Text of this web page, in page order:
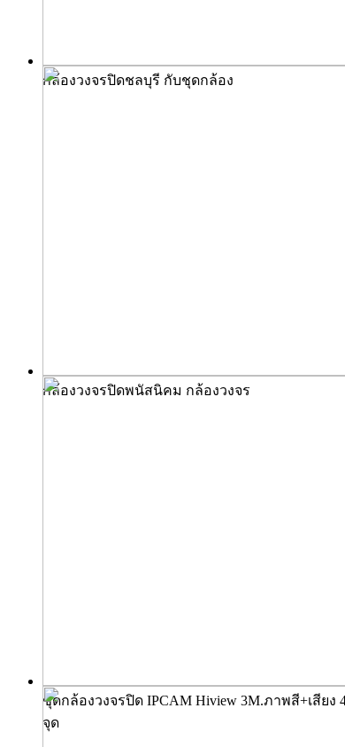
กล้องวงจรปิดชลบุรี กับชุดกล้อง
กล้องวงจรปิดพนัสนิคม กล้องวงจร
ชุดกล้องวงจรปิด IPCAM Hiview 3M.ภาพสี+เสียง
จุด